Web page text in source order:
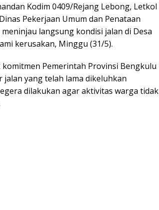
Kodim 0409/Rejang Lebong, Letkol
Pekerjaan Umum dan Penataan
langsung kondisi jalan di Desa
kerusakan, Minggu (31/5).
Pemerintah Provinsi Bengkulu
yang telah lama dikeluhkan
dilakukan agar aktivitas warga tidak